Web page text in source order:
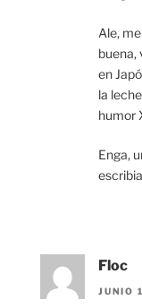
Ale,
buena,
en
la
humor
Enga,
Floc
JUNIO